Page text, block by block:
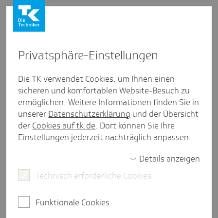
Gemeinsam gut & gesund älter
werden - Bewe­gung ins Alter
bringen
Sogenannte "Spaziergangsgruppen" bilden den
Kern des Projektes in Berlin Lichtenberg. Die
Mehrwert Bewegungsangebote über den reinen
Lebenswelten Gesunde Kommune
Privat­sphäre-Einstel­lungen
Die TK verwendet Cookies, um Ihnen einen
sicheren und komfortablen Website-Besuch zu
ermöglichen. Weitere Informationen finden Sie in
unserer Datenschutzerklärung und der Übersicht
der Cookies auf tk.de. Dort können Sie Ihre
Einstellungen jederzeit nachträglich anpassen.
Details anzeigen
Technisch erforderliche Cookies
Funktionale Cookies